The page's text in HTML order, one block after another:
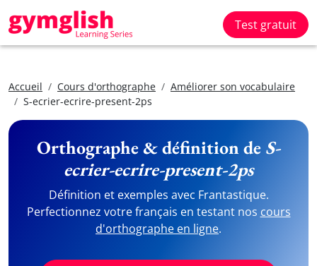
Test gratuit
Accueil Cours d'orthographe
Améliorer son vocabulaire
S-ecrier-ecrire-present-2ps
Orthographe & définition de S-
ecrier-ecrire-present-2ps
Définition et exemples avec Frantastique.
Perfectionnez votre français en testant nos cours
d'orthographe en ligne.